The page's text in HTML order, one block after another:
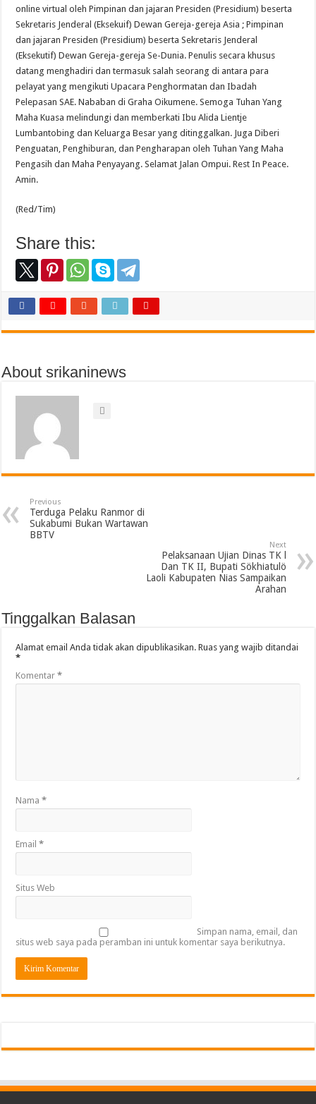
online virtual oleh Pimpinan dan jajaran Presiden (Presidium) beserta
Sekretaris Jenderal (Eksekuif) Dewan Gereja-gereja Asia ; Pimpinan
dan jajaran Presiden (Presidium) beserta Sekretaris Jenderal
(Eksekutif) Dewan Gereja-gereja Se-Dunia. Penulis secara khusus
datang menghadiri dan termasuk salah seorang di antara para
pelayat yang mengikuti Upacara Penghormatan dan Ibadah
Pelepasan SAE. Nababan di Graha Oikumene. Semoga Tuhan Yang
Maha Kuasa melindungi dan memberkati Ibu Alida Lientje
Lumbantobing dan Keluarga Besar yang ditinggalkan. Juga Diberi
Penguatan, Penghiburan, dan Pengharapan oleh Tuhan Yang Maha
Pengasih dan Maha Penyayang. Selamat Jalan Ompui. Rest In Peace.
Amin.
(Red/Tim)
Share this:
About srikaninews
Previous
Terduga Pelaku Ranmor di
Sukabumi Bukan Wartawan
BBTV
Next
Pelaksanaan Ujian Dinas TK l
Dan TK II, Bupati Sökhiatulö
Laoli Kabupaten Nias Sampaikan
Arahan
Tinggalkan Balasan
Alamat email Anda tidak akan dipublikasikan. Ruas yang wajib ditandai
*
Komentar*
Nama*
Email*
Situs Web
Simpan nama, email, dan
situs web saya pada peramban ini untuk komentar saya berikutnya.